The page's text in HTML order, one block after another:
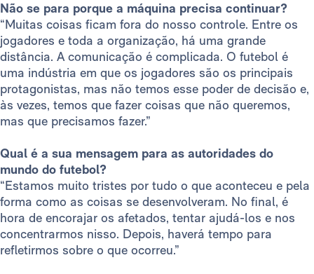
Não se para porque a máquina precisa continuar?
“Muitas coisas ficam fora do nosso controle. Entre os
jogadores e toda a organização, há uma grande
distância. A comunicação é complicada. O futebol é
uma indústria em que os jogadores são os principais
protagonistas, mas não temos esse poder de decisão e,
às vezes, temos que fazer coisas que não queremos,
mas que precisamos fazer.”
Qual é a sua mensagem para as autoridades do
mundo do futebol?
“Estamos muito tristes por tudo o que aconteceu e pela
forma como as coisas se desenvolveram. No final, é
hora de encorajar os afetados, tentar ajudá-los e nos
concentrarmos nisso. Depois, haverá tempo para
refletirmos sobre o que ocorreu.”